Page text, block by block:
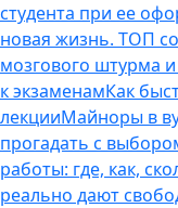
студента при ее
новая жизнь. ТОП
мозгового штурма
к экзаменамКак
лекцииМайноры в
прогадать с
работы: где, как,
реально дают